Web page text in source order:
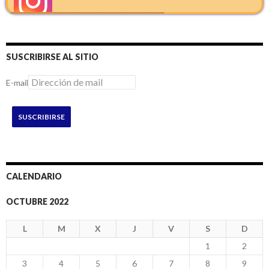
SUSCRIBIRSE AL SITIO
E-mail
SUSCRIBIRSE
CALENDARIO
OCTUBRE 2022
L M X J V S D
1
2
3
4 5 6 7 8
9